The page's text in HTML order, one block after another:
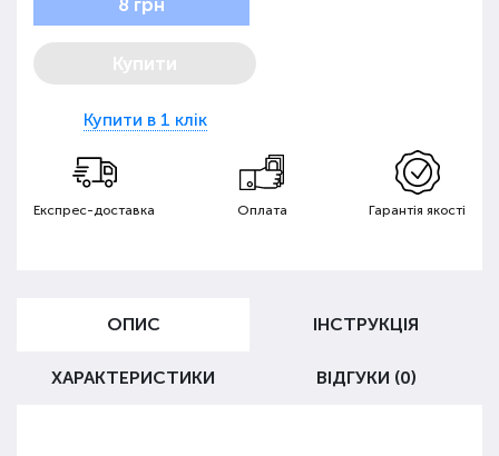
8 грн
Купити
Купити в 1 клік
Експрес-доставка Оплата Гарантія якості
ОПИС ІНСТРУКЦІЯ
ХАРАКТЕРИСТИКИ ВІДГУКИ (0)